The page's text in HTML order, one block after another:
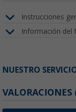
Instrucciones
Información del
NUESTRO
VALORACIONES